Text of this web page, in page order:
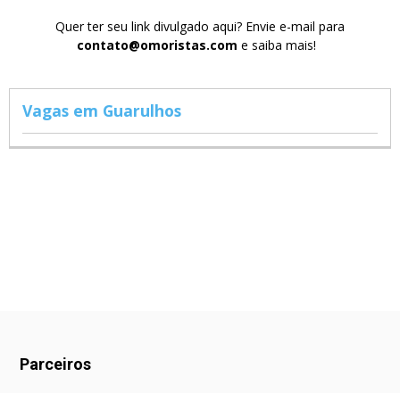
Quer ter seu link divulgado aqui? Envie e-mail para
contato@omoristas.com e saiba mais!
Vagas em Guarulhos
Parceiros